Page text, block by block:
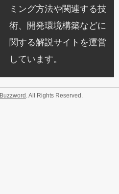
ミング方法や関連する技
術、開発環境構築などに
関する解説サイトを運営
しています。
Buzzword . All Rights Reserved.